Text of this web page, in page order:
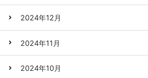
2024年12月
2024年11月
2024年10月